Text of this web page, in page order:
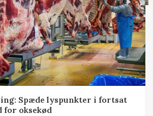
Spæde lyspunkter i fortsat
for oksekød